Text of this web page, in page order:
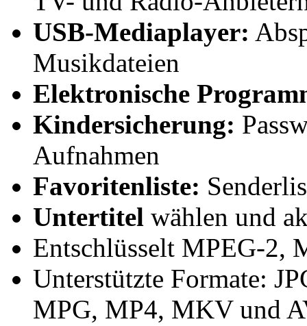
USB-Mediaplayer:
Musikdateien
Elektronische
Kindersicherung:
Aufnahmen
Favoritenliste:
Untertitel wählen und
Entschlüsselt MPEG-2,
Unterstützte Formate:
MPG, MP4, MKV und